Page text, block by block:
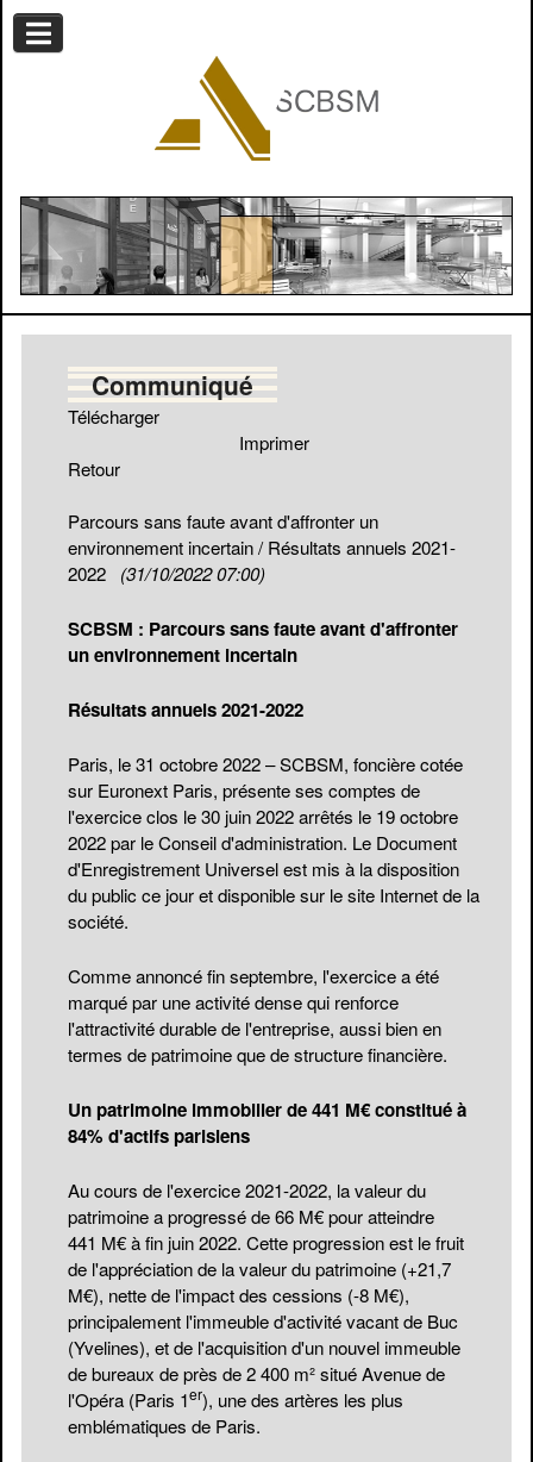
Communiqué
Télécharger
Imprimer
Retour
Parcours sans faute avant d'affronter un
environnement incertain / Résultats annuels 2021-
2022 (31/10/2022 07:00)
SCBSM : Parcours sans faute avant d'affronter
un environnement incertain
Résultats annuels 2021-2022
Paris, le 31 octobre 2022 – SCBSM, foncière cotée
sur Euronext Paris, présente ses comptes de
l'exercice clos le 30 juin 2022 arrêtés le 19 octobre
2022 par le Conseil d'administration. Le Document
d'Enregistrement Universel est mis à la disposition
du public ce jour et disponible sur le site Internet de la
société.
Comme annoncé fin septembre, l'exercice a été
marqué par une activité dense qui renforce
l'attractivité durable de l'entreprise, aussi bien en
termes de patrimoine que de structure financière.
Un patrimoine immobilier de 441 M€ constitué à
84% d'actifs parisiens
Au cours de l'exercice 2021-2022, la valeur du
patrimoine a progressé de 66 M€ pour atteindre
441 M€ à fin juin 2022. Cette progression est le fruit
de l'appréciation de la valeur du patrimoine (+21,7
M€), nette de l'impact des cessions (-8 M€),
principalement l'immeuble d'activité vacant de Buc
(Yvelines), et de l'acquisition d'un nouvel immeuble
de bureaux de près de 2 400 m² situé Avenue de
l'Opéra (Paris 1er), une des artères les plus
emblématiques de Paris.